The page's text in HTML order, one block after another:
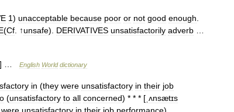
1) unacceptable because poor or not good enough
(Cf . ↑unsafe). DERIVATIVES unsatisfactorily adverb
] … English World dictionary
in (they were unsatisfactory in their job
(unsatisfactory to all concerned) * * * [ ˌʌnsætɪs